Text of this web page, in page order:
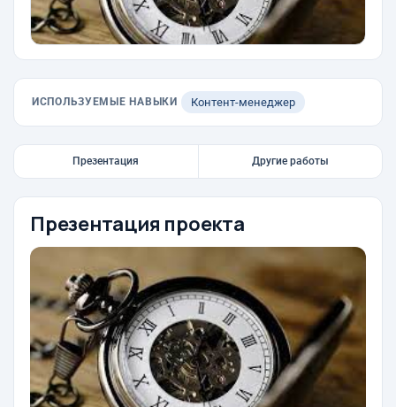
ИСПОЛЬЗУЕМЫЕ НАВЫКИ Контент-менеджер
Презентация Другие работы
Презентация проекта